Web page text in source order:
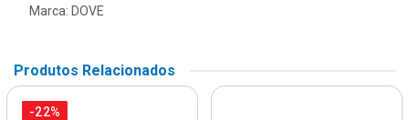
Marca: DOVE
Produtos Relacionados
-22%